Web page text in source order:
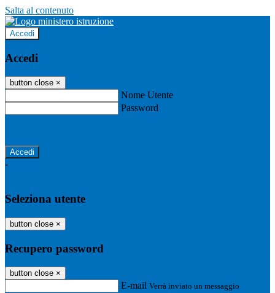
Salta al contenuto
Accedi
Accedi
button close ×
Nome Utente
Password
-
Seleziona utente
button close ×
Recupero password
button close ×
E-mail Verrà inviato un messaggio